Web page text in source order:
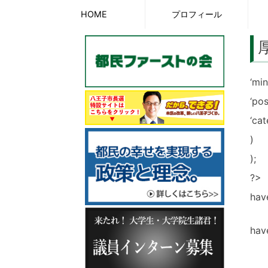
HOME プロフィール
)
);
?>